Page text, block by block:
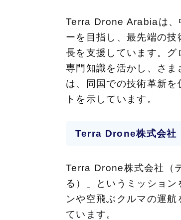
Terra Drone Arabiaは、
ーを目指し、最先端の
長を支援しています。
専門知識を活かし、さ
は、同国での技術革新
トを示しています。
Terra Drone株式会社
Terra Drone株式会社（
る）」というミッショ
ンや空飛ぶクルマの運
ています。